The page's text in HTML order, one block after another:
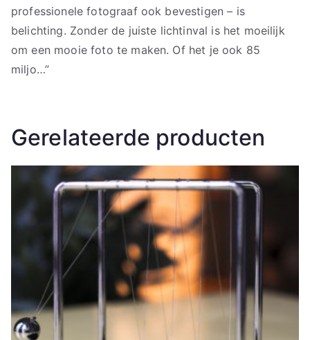
professionele fotograaf ook bevestigen – is
belichting. Zonder de juiste lichtinval is het moeilijk
om een mooie foto te maken. Of het je ook 85
miljo…”
Gerelateerde producten